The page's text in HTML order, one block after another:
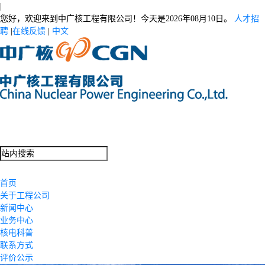
您好，欢迎来到中广核工程有限公司！今天是2026年08月10日。
人才招
聘 在线反馈 中文
首页
关于工程公司
新闻中心
业务中心
核电科普
联系方式
评价公示